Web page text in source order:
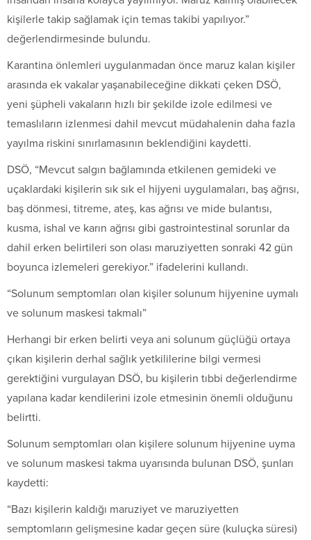
kişilerle takip sağlamak için temas takibi yapılıyor.”
değerlendirmesinde bulundu.
Karantina önlemleri uygulanmadan önce maruz kalan kişiler
arasında ek vakalar yaşanabileceğine dikkati çeken DSÖ,
yeni şüpheli vakaların hızlı bir şekilde izole edilmesi ve
temaslıların izlenmesi dahil mevcut müdahalenin daha fazla
yayılma riskini sınırlamasının beklendiğini kaydetti.
DSÖ, “Mevcut salgın bağlamında etkilenen gemideki ve
uçaklardaki kişilerin sık sık el hijyeni uygulamaları, baş ağrısı,
baş dönmesi, titreme, ateş, kas ağrısı ve mide bulantısı,
kusma, ishal ve karın ağrısı gibi gastrointestinal sorunlar da
dahil erken belirtileri son olası maruziyetten sonraki 42 gün
boyunca izlemeleri gerekiyor.” ifadelerini kullandı.
“Solunum semptomları olan kişiler solunum hijyenine uymalı
ve solunum maskesi takmalı”
Herhangi bir erken belirti veya ani solunum güçlüğü ortaya
çıkan kişilerin derhal sağlık yetkililerine bilgi vermesi
gerektiğini vurgulayan DSÖ, bu kişilerin tıbbi değerlendirme
yapılana kadar kendilerini izole etmesinin önemli olduğunu
belirtti.
Solunum semptomları olan kişilere solunum hijyenine uyma
ve solunum maskesi takma uyarısında bulunan DSÖ, şunları
kaydetti:
“Bazı kişilerin kaldığı maruziyet ve maruziyetten
semptomların gelişmesine kadar geçen süre (kuluçka süresi)